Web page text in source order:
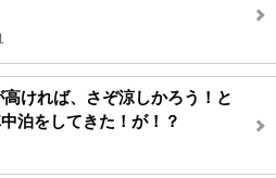
ければ、さぞ涼しかろう！と
泊をしてきた！が！？